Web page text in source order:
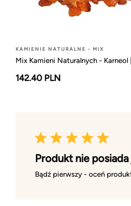
KAMIENIE NATURALNE - MIX
Mix Kamieni Naturalnych - Karneol
142.40 PLN
Produkt nie
Bądź pierwszy - oceń